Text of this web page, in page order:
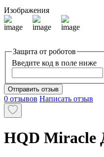
Изображения
Защита от роботов
Введите код в поле ниже
Отправить отзыв
0 отзывов Написать отзыв
HQD Miracle